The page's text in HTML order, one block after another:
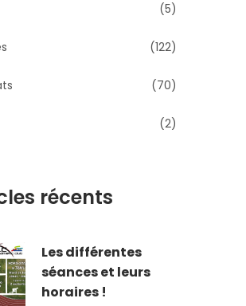
(5)
(122)
(70)
(2)
récents
Les différentes
séances et leurs
horaires !